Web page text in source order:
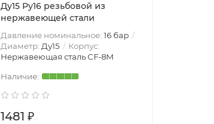
Ду15 Ру16 резьбовой из
нержавеющей стали
Давление номинальное: 16 бар
Диаметр: Ду15
Корпус:
Нержавеющая сталь CF-8M
1481 ₽